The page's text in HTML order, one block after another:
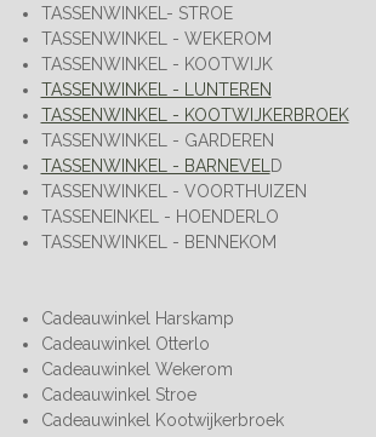
TASSENWINKEL- STROE
TASSENWINKEL - WEKEROM
TASSENWINKEL - KOOTWIJK
TASSENWINKEL - LUNTEREN
TASSENWINKEL - KOOTWIJKERBROEK
TASSENWINKEL - GARDEREN
TASSENWINKEL - BARNEVEL
D
TASSENWINKEL - VOORTHUIZEN
TASSENEINKEL - HOENDERLO
TASSENWINKEL - BENNEKOM
Cadeauwinkel Harskamp
Cadeauwinkel Otterlo
Cadeauwinkel Wekerom
Cadeauwinkel Stroe
Cadeauwinkel Kootwijkerbroek